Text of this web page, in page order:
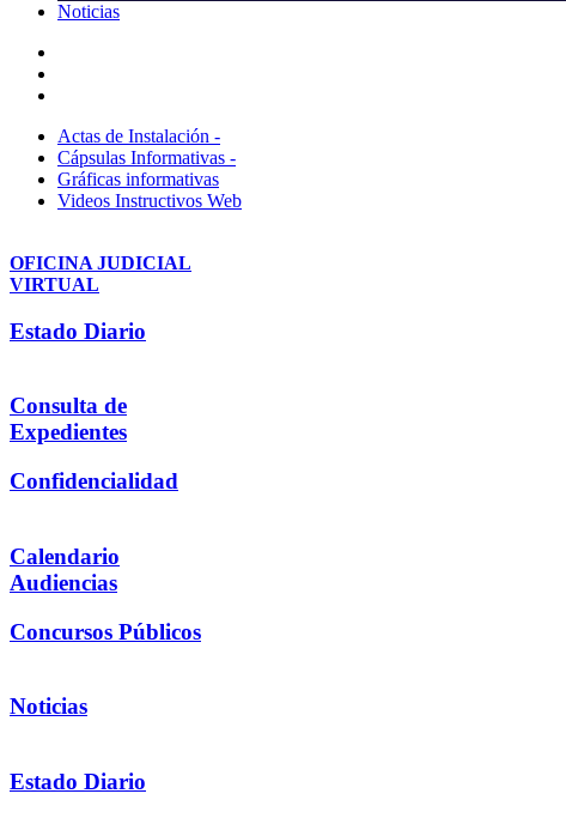
Noticias
Actas de Instalación -
Cápsulas Informativas -
Gráficas informativas
Videos Instructivos Web
OFICINA JUDICIAL
VIRTUAL
Estado Diario
Consulta de
Expedientes
Confidencialidad
Calendario
Audiencias
Concursos Públicos
Noticias
Estado Diario